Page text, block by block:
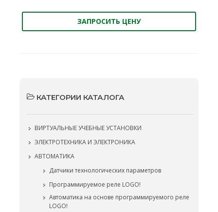
ЗАПРОСИТЬ ЦЕНУ
КАТЕГОРИИ КАТАЛОГА
ВИРТУАЛЬНЫЕ УЧЕБНЫЕ УСТАНОВКИ
ЭЛЕКТРОТЕХНИКА И ЭЛЕКТРОНИКА
АВТОМАТИКА
Датчики технологических параметров
Программируемое реле LOGO!
Автоматика на основе программируемого реле
LOGO!